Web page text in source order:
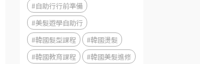
#自助行行前準備
#美髮遊學自助行
#韓國髮型課程
#韓國燙髮
#韓國教育課程
#韓國美髮進修